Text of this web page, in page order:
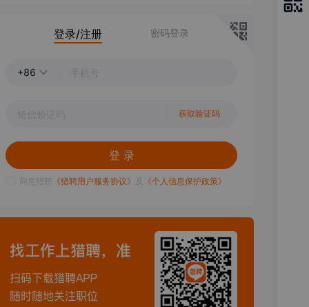
登录/注册 密码登录
+86
获取验证码
登 录
同意猎聘 《猎聘用户服务协议》 及 《个人信息保护政策》